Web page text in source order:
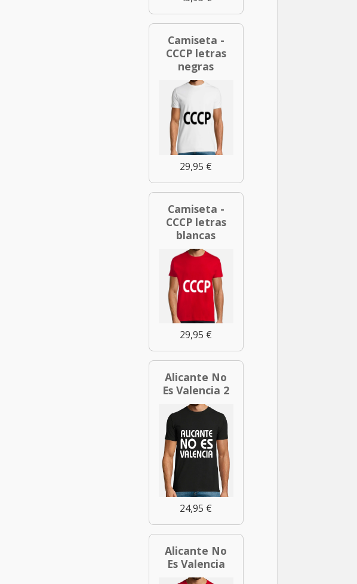
Camiseta -
CCCP letras
negras
29,95 €
Camiseta -
CCCP letras
blancas
29,95 €
Alicante No
Es Valencia 2
24,95 €
Alicante No
Es Valencia